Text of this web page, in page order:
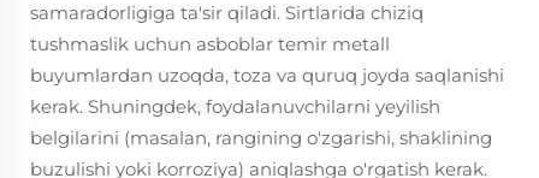
samaradorligiga ta'sir qiladi. Sirtlarida chiziq
tushmaslik uchun asboblar temir metall
buyumlardan uzoqda, toza va quruq joyda saqlanishi
kerak. Shuningdek, foydalanuvchilarni yeyilish
belgilarini (masalan, rangining o'zgarishi, shaklining
buzulishi yoki korroziya) aniqlashga o'rgatish kerak.